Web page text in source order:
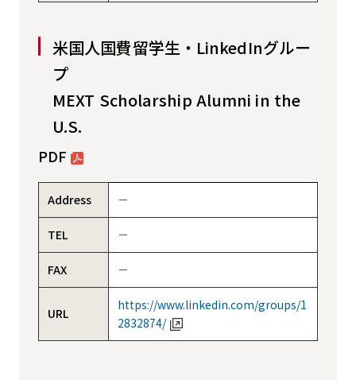
米国人国費留学生・LinkedInグルー
プ
MEXT Scholarship Alumni in the
U.S.
PDF
Address －
TEL －
FAX －
URL
https://www.linkedin.com/groups/1
2832874/